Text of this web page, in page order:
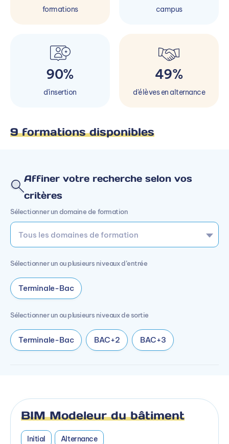
formations campus
90%
d'insertion
49%
d'élèves en alternance
9 formations disponibles
Affiner votre recherche selon vos
critères
Sélectionner un domaine de formation
Sélectionner un ou plusieurs niveaux d’entrée
Terminale-Bac
Sélectionner un ou plusieurs niveaux de sortie
Terminale-Bac BAC+2 BAC+3
BIM Modeleur du bâtiment
Initial Alternance